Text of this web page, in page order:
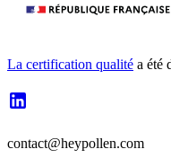
La certification qualité a été
contact@heypollen.com